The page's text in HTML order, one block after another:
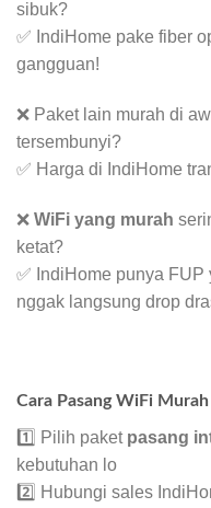
sibuk?
✅ IndiHome pake fiber
gangguan!
❌ Paket lain murah di
tersembunyi?
✅ Harga di IndiHome
❌ WiFi yang murah
ketat?
✅ IndiHome punya
nggak langsung drop
Cara Pasang WiFi
1️⃣ Pilih paket pasang
kebutuhan lo
2️⃣ Hubungi sales